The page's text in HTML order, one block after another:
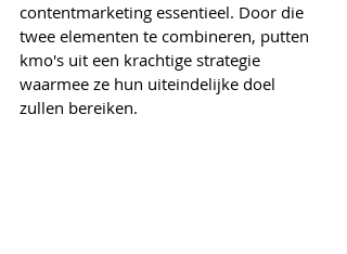
contentmarketing essentieel. Door die
twee elementen te combineren, putten
kmo's uit een krachtige strategie
waarmee ze hun uiteindelijke doel
zullen bereiken.